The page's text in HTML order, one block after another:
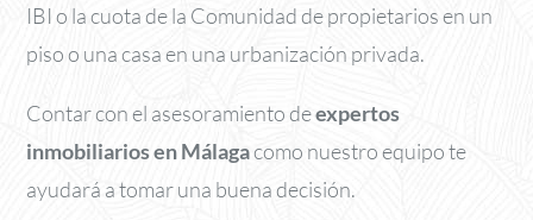
IBI o la cuota de la Comunidad de propietarios en un
piso o una casa en una urbanización privada.
Contar con el asesoramiento deexpertos
inmobiliarios en Málagacomo nuestro equipo te
ayudará a tomar una buena decisión.